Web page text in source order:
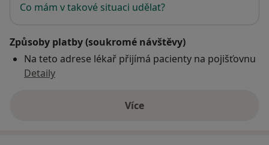
Co mám v takové situaci udělat?
Způsoby platby (soukromé návštěvy)
Na teto adrese lékař přijímá pacienty na pojišťovnu
Detaily
Víceo adrese